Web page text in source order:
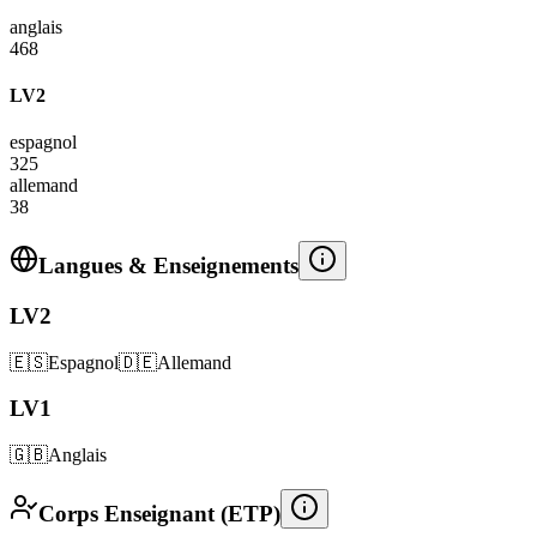
anglais
468
LV2
espagnol
325
allemand
38
Langues & Enseignements
LV2
🇪🇸Espagnol🇩🇪Allemand
LV1
🇬🇧Anglais
Corps Enseignant (ETP)